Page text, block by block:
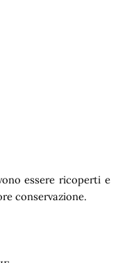
essere ricoperti e
conservazione.